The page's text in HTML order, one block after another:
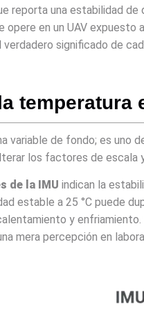
reporta una estabilidad
opere en un UAV
significado de
temperatura
variable de fondo; es uno
los factores de escala
de la IMU indican la
estable a 25 °C puede
y enfriamiento.
mera percepción en